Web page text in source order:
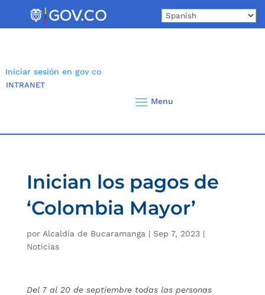
Iniciar sesión en gov co
INTRANET
Inician los pagos de
‘Colombia Mayor’
por Alcaldía de Bucaramanga | Sep 7, 2023|
Noticias
Del 7 al 20 de septiembre todas las personas